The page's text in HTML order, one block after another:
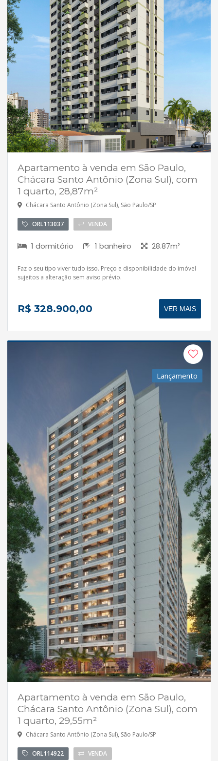
Apartamento à venda em São Paulo,
Chácara Santo Antônio (Zona Sul), com
1 quarto, 28,87m²
Chácara Santo Antônio (Zona Sul), São Paulo/SP
ORL113037 VENDA
1 dormitório 1 banheiro 28.87m²
Faz o seu tipo viver tudo isso. Preço e disponibilidade do imóvel
sujeitos a alteração sem aviso prévio.
R$ 328.900,00 VER MAIS
Lançamento
Apartamento à venda em São Paulo,
Chácara Santo Antônio (Zona Sul), com
1 quarto, 29,55m²
Chácara Santo Antônio (Zona Sul), São Paulo/SP
ORL114922 VENDA